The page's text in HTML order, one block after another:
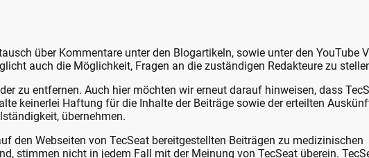
über Kommentare unter den Blogartikeln, sowie unter den YouTube
auch die Möglichkeit, Fragen an die zuständigen Redakteure zu
zu entfernen. Auch hier möchten wir erneut darauf hinweisen, dass
keinerlei Haftung für die Inhalte der Beiträge sowie der erteilten
übernehmen.
den Webseiten von TecSeat bereitgestellten Beiträgen zu medizinischen
stimmen nicht in jedem Fall mit der Meinung von TecSeat überein.